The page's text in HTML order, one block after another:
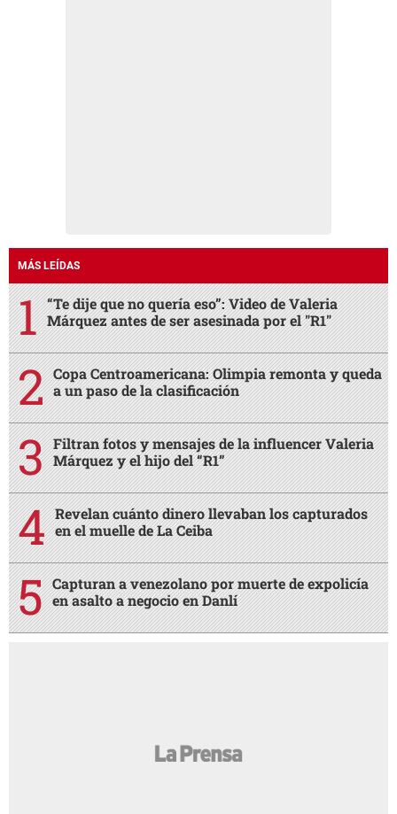
MÁS LEÍDAS
“Te dije que no quería eso”: Video de Valeria
Márquez antes de ser asesinada por el "R1"
Copa Centroamericana: Olimpia remonta y queda
a un paso de la clasificación
Filtran fotos y mensajes de la influencer Valeria
Márquez y el hijo del “R1”
Revelan cuánto dinero llevaban los capturados
en el muelle de La Ceiba
Capturan a venezolano por muerte de expolicía
en asalto a negocio en Danlí